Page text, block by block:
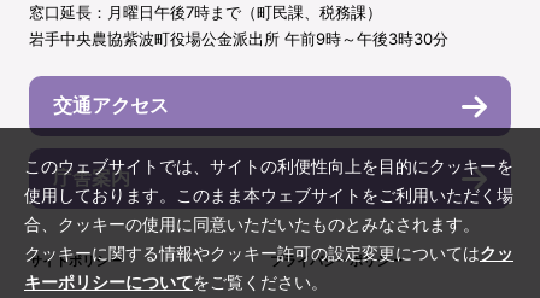
窓口延長：月曜日午後7時まで（町民課、税務課）
岩手中央農協紫波町役場公金派出所 午前9時～午後3時30分
交通アクセス
庁舎案内
サイトポリシー プライバシーポリシー
このウェブサイトでは、サイトの利便性向上を目的にクッキーを
使用しております。このまま本ウェブサイトをご利用いただく場
合、クッキーの使用に同意いただいたものとみなされます。
クッキーに関する情報やクッキー許可の設定変更についてはクッ
キーポリシーについてをご覧ください。